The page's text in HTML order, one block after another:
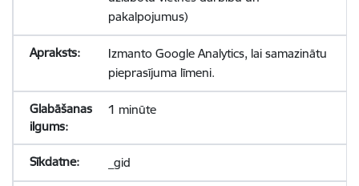
pakalpojumus)
Izmanto Google Analytics, lai samazinātu
pieprasījuma līmeni.
1 minūte
_gid